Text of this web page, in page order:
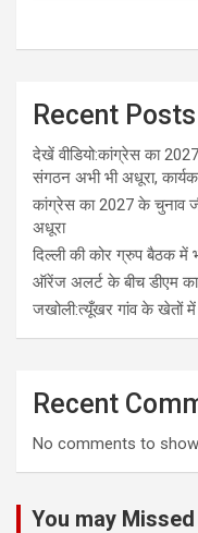
Recent Posts
देखें वीडियो:कांग्रेस का
संगठन अभी भी अधूरा,
कांग्रेस का 2027 के चुनाव
अधूरा
दिल्ली की कोर ग्रुप बैठक
ऑरेंज अलर्ट के बीच डीएम
जखोली:त्यूँखर गांव के खेतों में
Recent
No comments to
You may Missed